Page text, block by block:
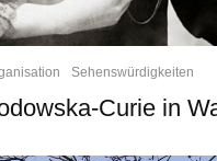
Sehenswürdigkeiten
Curie in